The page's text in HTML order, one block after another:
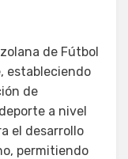
de Fútbol
estableciendo
de
a nivel
el desarrollo
permitiendo